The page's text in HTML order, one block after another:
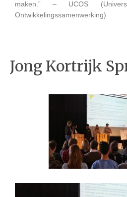
maken.” – UCOS
Ontwikkelingssamenwerking)
Jong Kortrijk